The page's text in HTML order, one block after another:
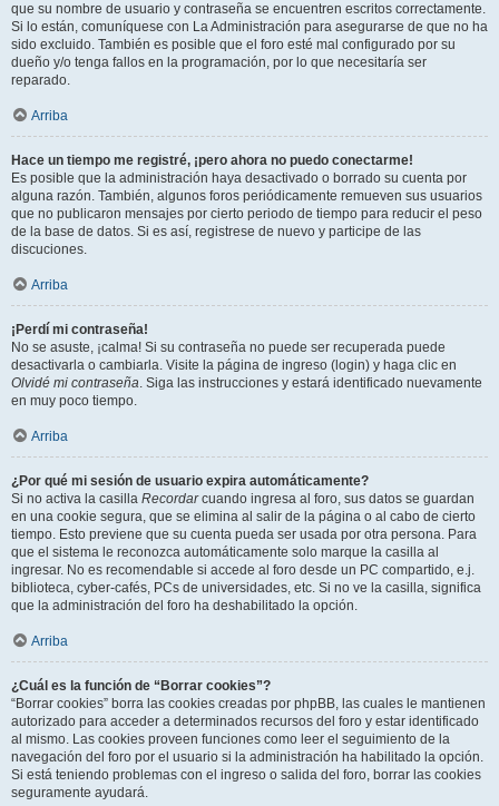
que su nombre de usuario y contraseña se encuentren escritos correctamente.
Si lo están, comuníquese con La Administración para asegurarse de que no ha
sido excluido. También es posible que el foro esté mal configurado por su
dueño y/o tenga fallos en la programación, por lo que necesitaría ser
reparado.
Arriba
Hace un tiempo me registré, ¡pero ahora no puedo conectarme!
Es posible que la administración haya desactivado o borrado su cuenta por
alguna razón. También, algunos foros periódicamente remueven sus usuarios
que no publicaron mensajes por cierto periodo de tiempo para reducir el peso
de la base de datos. Si es así, registrese de nuevo y participe de las
discuciones.
Arriba
¡Perdí mi contraseña!
No se asuste, ¡calma! Si su contraseña no puede ser recuperada puede
desactivarla o cambiarla. Visite la página de ingreso (login) y haga clic en
Olvidé mi contraseña. Siga las instrucciones y estará identificado nuevamente
en muy poco tiempo.
Arriba
¿Por qué mi sesión de usuario expira automáticamente?
Si no activa la casilla Recordarcuando ingresa al foro, sus datos se guardan
en una cookie segura, que se elimina al salir de la página o al cabo de cierto
tiempo. Esto previene que su cuenta pueda ser usada por otra persona. Para
que el sistema le reconozca automáticamente solo marque la casilla al
ingresar. No es recomendable si accede al foro desde un PC compartido, e.j.
biblioteca, cyber-cafés, PCs de universidades, etc. Si no ve la casilla, significa
que la administración del foro ha deshabilitado la opción.
Arriba
¿Cuál es la función de “Borrar cookies”?
“Borrar cookies” borra las cookies creadas por phpBB, las cuales le mantienen
autorizado para acceder a determinados recursos del foro y estar identificado
al mismo. Las cookies proveen funciones como leer el seguimiento de la
navegación del foro por el usuario si la administración ha habilitado la opción.
Si está teniendo problemas con el ingreso o salida del foro, borrar las cookies
seguramente ayudará.